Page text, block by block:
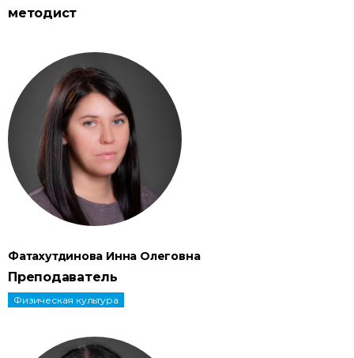
методист
Фатахутдинова Инна Олеговна
Преподаватель
Физическая культура